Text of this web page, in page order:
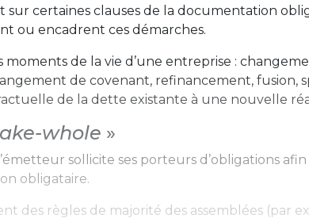
sur certaines clauses de la documentation
ou encadrent ces démarches.
de la vie d’une entreprise :
de covenant, refinancement, fusion,
de la dette existante à une nouvelle
whole »
sollicite ses porteurs d’obligations
obligataire.
des règles de majorité des assemblées (par